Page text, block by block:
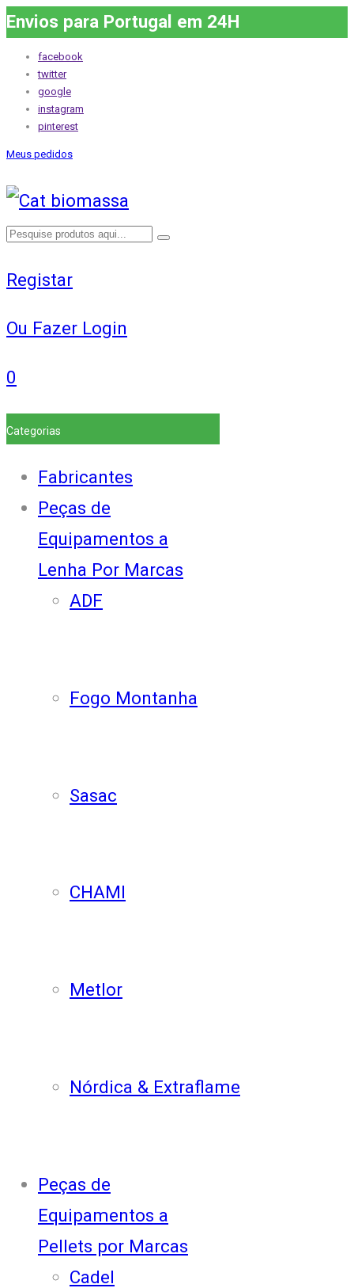
Envios para Portugal em 24H
facebook
twitter
google
instagram
pinterest
Meus pedidos
Registar
Ou Fazer Login
0
Categorias
Fabricantes
Peças de
Equipamentos a
Lenha Por Marcas
ADF
Fogo Montanha
Sasac
CHAMI
Metlor
Nórdica & Extraflame
Peças de
Equipamentos a
Pellets por Marcas
Cadel